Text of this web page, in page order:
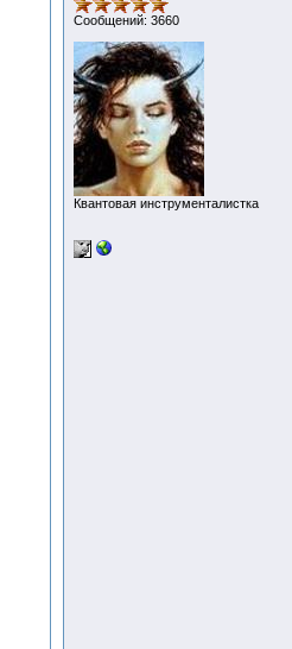
Сообщений: 3660
Квантовая инструменталистка